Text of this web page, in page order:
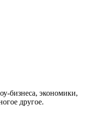
бизнеса, экономики,
другое.